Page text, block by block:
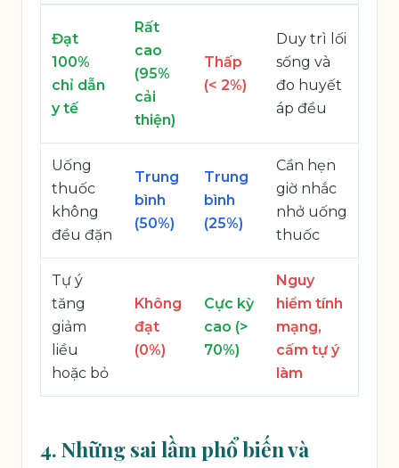
Đạt
100%
chỉ dẫn
y tế
Rất
cao
(95%
cải
thiện)
Thấp
(< 2%)
Duy trì lối
sống và
đo huyết
áp đều
Uống
thuốc
không
đều đặn
Trung
bình
(50%)
Trung
bình
(25%)
Cần hẹn
giờ nhắc
nhở uống
thuốc
Tự ý
tăng
giảm
liều
hoặc bỏ
Không
đạt
(0%)
Cực kỳ
cao (>
70%)
Nguy
hiểm tính
mạng,
cấm tự ý
làm
4. Những sai lầm phổ biến và